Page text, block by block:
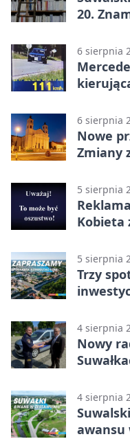
20.
6 sierpnia
6 sierpnia
Nowe
Zmiany
5 sierpnia
Kobieta
5 sierpnia
Trzy
4 sierpnia
Nowy
4 sierpnia
awansu